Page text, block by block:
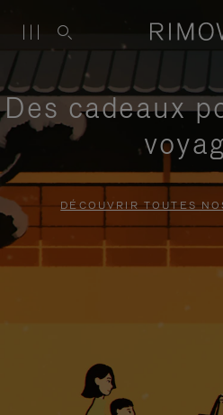
Des cadeaux
DÉCOUVRIR TOUTES